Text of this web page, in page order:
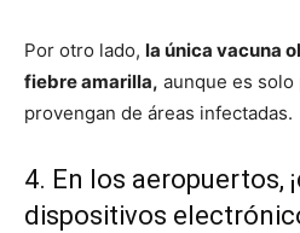
Por otro lado, la única vacuna
fiebre amarilla, aunque es solo
provengan de áreas infectadas.
4. En los aeropuertos,
dispositivos